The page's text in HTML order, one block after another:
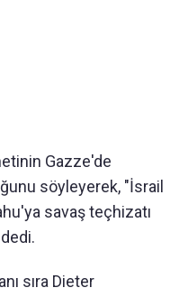
Gazze'de
söyleyerek, "İsrail
savaş teçhizatı
sıra Dieter